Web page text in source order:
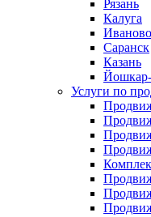
Рязань
Калуга
Иваново
Саранск
Казань
Услуги по